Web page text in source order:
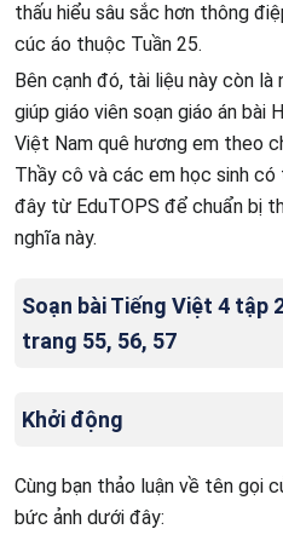
thấu hiểu sâu sắc hơn thông
cúc áo thuộc Tuần 25.
Bên cạnh đó, tài liệu này còn
giúp giáo viên soạn giáo án bài
Việt Nam quê hương em theo
Thầy cô và các em học sinh
đây từ EduTOPS để chuẩn bị
nghĩa này.
Soạn bài Tiếng Việt 4 tập
trang 55, 56, 57
Khởi động
Cùng bạn thảo luận về tên gọi
bức ảnh dưới đây: